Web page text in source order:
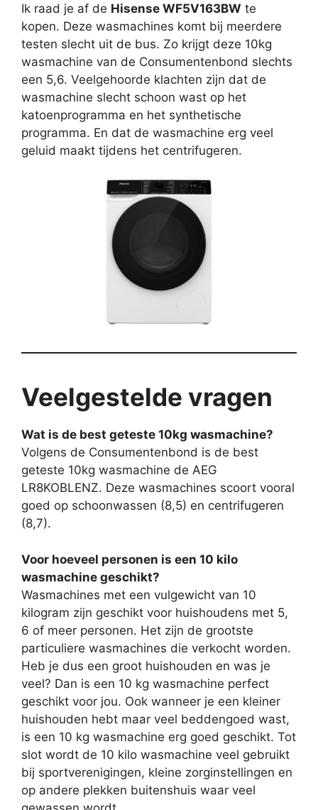
Ik raad je af de Hisense WF5V163BW te
kopen. Deze wasmachines komt bij meerdere
testen slecht uit de bus. Zo krijgt deze 10kg
wasmachine van de Consumentenbond slechts
een 5,6. Veelgehoorde klachten zijn dat de
wasmachine slecht schoon wast op het
katoenprogramma en het synthetische
programma. En dat de wasmachine erg veel
geluid maakt tijdens het centrifugeren.
Veelgestelde vragen
Wat is de best geteste 10kg wasmachine?
Volgens de Consumentenbond is de best
geteste 10kg wasmachine de AEG
LR8KOBLENZ. Deze wasmachines scoort vooral
goed op schoonwassen (8,5) en centrifugeren
(8,7).
Voor hoeveel personen is een 10 kilo
wasmachine geschikt?
Wasmachines met een vulgewicht van 10
kilogram zijn geschikt voor huishoudens met 5,
6 of meer personen. Het zijn de grootste
particuliere wasmachines die verkocht worden.
Heb je dus een groot huishouden en was je
veel? Dan is een 10 kg wasmachine perfect
geschikt voor jou. Ook wanneer je een kleiner
huishouden hebt maar veel beddengoed wast,
is een 10 kg wasmachine erg goed geschikt. Tot
slot wordt de 10 kilo wasmachine veel gebruikt
bij sportverenigingen, kleine zorginstellingen en
op andere plekken buitenshuis waar veel